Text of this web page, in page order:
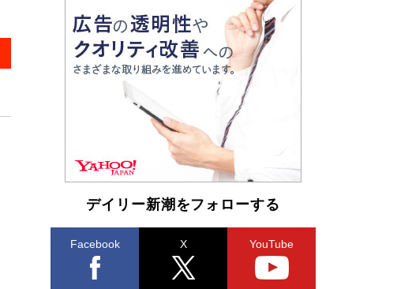
「『火垂るの墓』は、大嘘である」原作者が抱き
続けた“自責の念”とは…「自己憐憫は描きたくな
い」監督が徹底的にこだわったこと（後編） #
戦争の記憶
Book Bang
入社10年目にして最下位の営業がトップに大逆
転 上司の“意外な一言”から生まれた「雑談のテ
Book Bang
皇室はなぜ世界から尊敬されているのか？ 「天
皇陛下はお元気でおられるか」がサウジ国王の第
一声になる理由
デイリー新潮をフォローする
Facebook X YouTube